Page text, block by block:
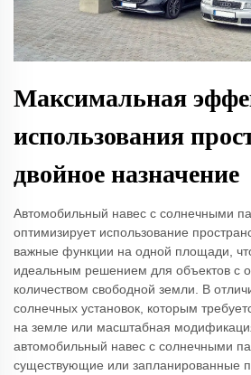
Максимальная
использования
двойное назначение
Автомобильный навес с солнечными
оптимизирует использование
важные функции на одной площади,
идеальным решением для объектов с
количеством свободной земли. В
солнечных установок, которым
на земле или масштабная
автомобильный навес с солнечными
существующие или запланированные